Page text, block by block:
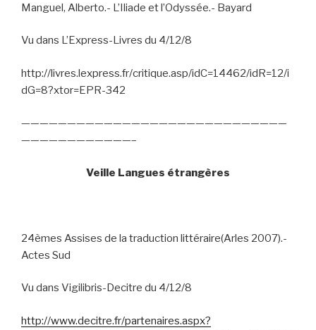
Manguel, Alberto.- L’Iliade et l’Odyssée.- Bayard
Vu dans L’Express-Livres du 4/12/8
http://livres.lexpress.fr/critique.asp/idC=14462/idR=12/i
dG=8?xtor=EPR-342
—————————————————————————————
————————————–
Veille Langues étrangères
24èmes Assises de la traduction littéraire(Arles 2007).-
Actes Sud
Vu dans Vigilibris-Decitre du 4/12/8
http://www.decitre.fr/partenaires.aspx?